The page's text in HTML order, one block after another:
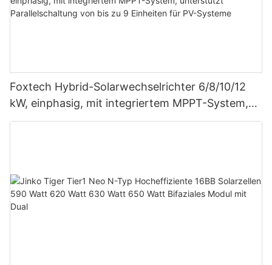
Foxtech Hybrid-Solarwechselrichter 6/8/10/12
kW, einphasig, mit integriertem MPPT-System,
unterstützt Parallelschaltung von bis zu 9